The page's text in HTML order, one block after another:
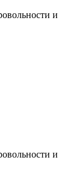
и
и